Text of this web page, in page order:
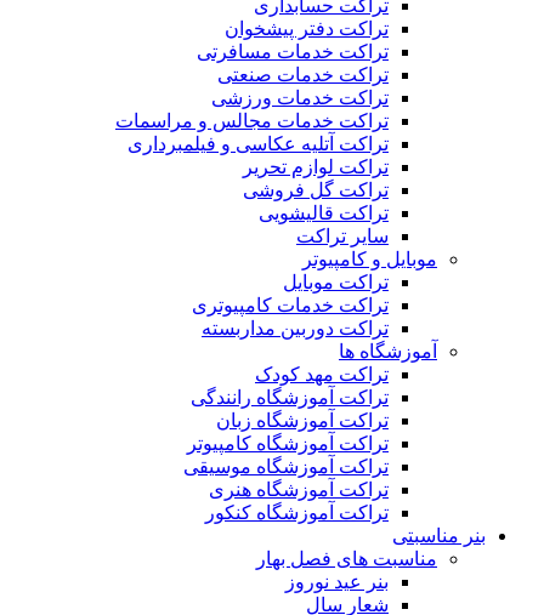
تراکت حسابداری
تراکت دفتر پیشخوان
تراکت خدمات مسافرتی
تراکت خدمات صنعتی
تراکت خدمات ورزشی
تراکت خدمات مجالس و مراسمات
تراکت آتلیه عکاسی و فیلمبرداری
تراکت لوازم تحریر
تراکت گل فروشی
تراکت قالیشویی
سایر تراکت
موبایل و کامپیوتر
تراکت موبایل
تراکت خدمات کامپیوتری
تراکت دوربین مداربسته
آموزشگاه ها
تراکت مهد کودک
تراکت آموزشگاه رانندگی
تراکت آموزشگاه زبان
تراکت آموزشگاه کامپیوتر
تراکت آموزشگاه موسیقی
تراکت آموزشگاه هنری
تراکت آموزشگاه کنکور
بنر مناسبتی
مناسبت های فصل بهار
بنر عید نوروز
شعار سال